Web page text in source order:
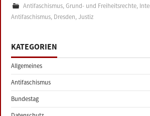
Antifaschismus, Grund- und Freiheitsrechte,
Antifaschismus, Dresden,Justiz
KATEGORIEN
Allgemeines
Antifaschismus
Bundestag